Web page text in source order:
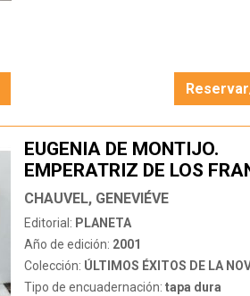
EUGENIA DE MONTIJO.
EMPERATRIZ DE LOS
CHAUVEL, GENEVIÉVE
Editorial: PLANETA
Año de edición: 2001
Colección: ÚLTIMOS ÉXITOS DE LA
Tipo de encuadernación: tapa dura